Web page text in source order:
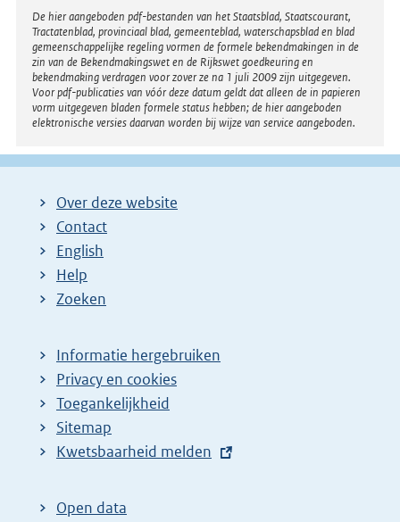
Disclaimer
De hier aangeboden pdf-bestanden van het Staatsblad, Staatscourant,
Tractatenblad, provinciaal blad, gemeenteblad, waterschapsblad en blad
gemeenschappelijke regeling vormen de formele bekendmakingen in de
zin van de Bekendmakingswet en de Rijkswet goedkeuring en
bekendmaking verdragen voor zover ze na 1 juli 2009 zijn uitgegeven.
Voor pdf-publicaties van vóór deze datum geldt dat alleen de in papieren
vorm uitgegeven bladen formele status hebben; de hier aangeboden
elektronische versies daarvan worden bij wijze van service aangeboden.
Over deze website
Contact
English
Help
Zoeken
Informatie hergebruiken
Privacy en cookies
Toegankelijkheid
Sitemap
E
t
Kwetsbaarheid melden
Open data